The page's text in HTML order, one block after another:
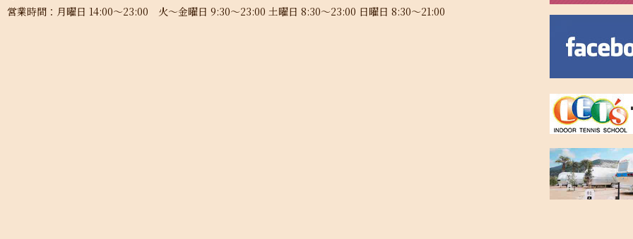
営業時間：月曜日 14:00～23:00 火～金曜日 9:30～23:00 土曜日 8:30～23:00 日曜日 8:30～21:00